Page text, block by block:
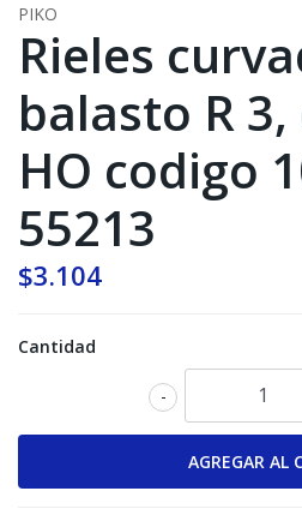
PIKO
Rieles
balasto R 3,
HO codigo
55213
$3.104
Cantidad
-